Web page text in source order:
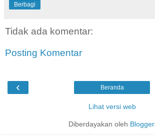
Berbagi
Tidak ada komentar:
Posting Komentar
‹ Beranda
Lihat versi web
Diberdayakan oleh Blogger.